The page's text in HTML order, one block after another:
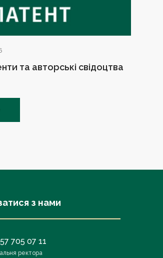
та авторські свідоцтва
з нами
705 07 11
ректора